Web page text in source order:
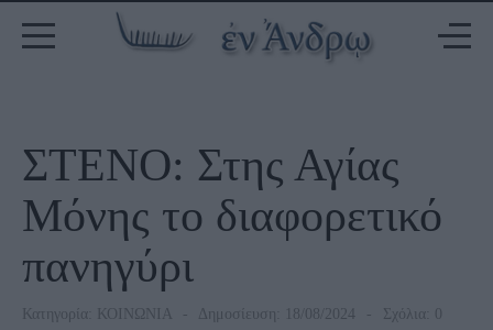
ΣΤΕΝΟ: Στης Αγίας
Μόνης το διαφορετικό
πανηγύρι
Κατηγορία: ΚΟΙΝΩΝΙΑ Δημοσίευση: 18/08/2024 Σχόλια: 0